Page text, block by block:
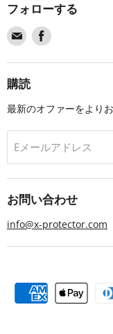
フォローする
Find
us
on
Email
Find
on
購読
最新のオファーをより
Eメールアドレス
お問い合わせ
info@x-protector.com